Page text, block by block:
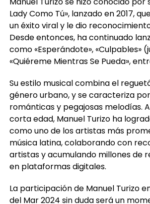
Lady Como Tú», lanzado en 2017,
un éxito viral y le dio
Desde entonces, ha continuado
como «Esperándote», «Culpables»
«Quiéreme Mientras Se Pueda»,
Su estilo musical combina el
género urbano, y se caracteriza
románticas y pegajosas melodías.
corta edad, Manuel Turizo ha
como uno de los artistas más
música latina, colaborando con
artistas y acumulando millones de
en plataformas digitales.
La participación de Manuel Turizo
del Mar 2024 sin duda será un